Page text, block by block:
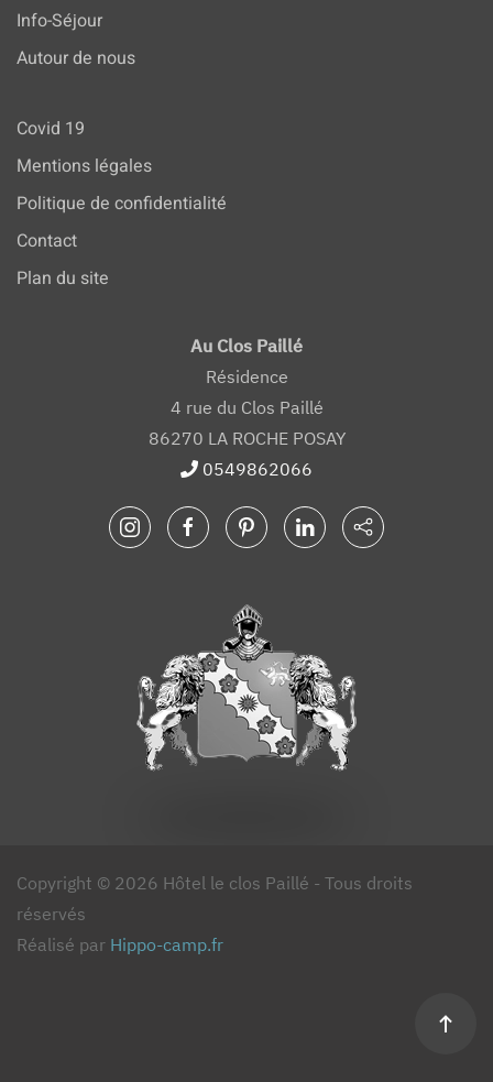
Info-Séjour
Autour de nous
Covid 19
Mentions légales
Politique de confidentialité
Contact
Plan du site
Au Clos Paillé
Résidence
4 rue du Clos Paillé
86270 LA ROCHE POSAY
0549862066
Copyright © 2026 Hôtel le clos Paillé - Tous droits
réservés
Réalisé par Hippo-camp.fr